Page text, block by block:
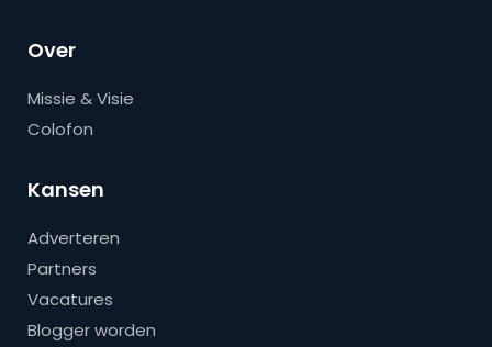
Over
Missie & Visie
Colofon
Kansen
Adverteren
Partners
Vacatures
Blogger worden